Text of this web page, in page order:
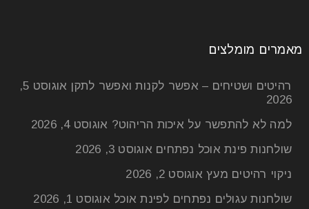
חיפוי קיר לסלון
מאמרים מומלצים
רהיטים ושטיחים – אפשר לקנות ואפשר לתקן
אוגוסט 5,
2026
למה לא להתפשר על איכות הריהוט? אוגוסט 4, 2026
שולחנות פינת אוכל נפתחים אוגוסט 3, 2026
ניקוי רהיטים מעץ אוגוסט 2, 2026
שולחנות עגולים נפתחים לפינת אוכל אוגוסט 1, 2026